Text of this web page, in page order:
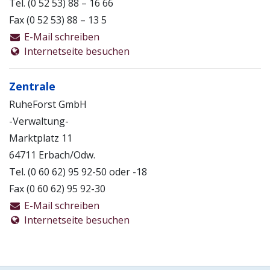
Tel. (0 52 53) 88 – 16 66
Fax (0 52 53) 88 – 13 5
E-Mail schreiben
Internetseite besuchen
Zentrale
RuheForst GmbH
-Verwaltung-
Marktplatz 11
64711 Erbach/Odw.
Tel. (0 60 62) 95 92-50 oder -18
Fax (0 60 62) 95 92-30
E-Mail schreiben
Internetseite besuchen